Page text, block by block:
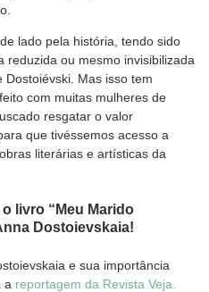
lado pela história, tendo sido
reduzida ou mesmo invisibilizada
Mas isso tem
com muitas mulheres de
resgatar o valor
que tivéssemos acesso a
literárias e artísticas da
livro “Meu Marido
Dostoievskaia!
e sua importância
a reportagem da Revista Veja.